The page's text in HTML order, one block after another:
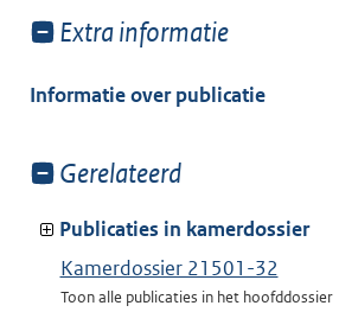
Toon
van:
Extra informatie
Informatie over publicatie
Toon
van:
Gerelateerd
Publicaties in kamerdossier
Kamerdossier 21501-32
Toon alle publicaties in het hoofddossier